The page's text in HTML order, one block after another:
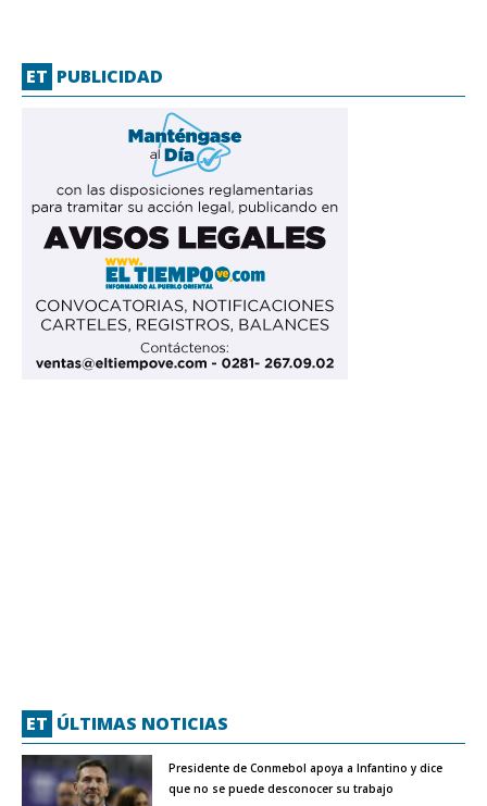
ET PUBLICIDAD
ET ÚLTIMAS NOTICIAS
Presidente de Conmebol apoya a Infantino y dice
que no se puede desconocer su trabajo